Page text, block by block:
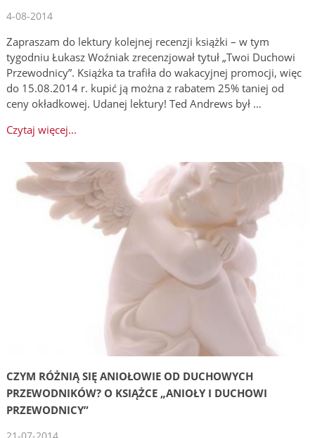
4-08-2014
Zapraszam do lektury kolejnej recenzji książki – w tym
tygodniu Łukasz Woźniak zrecenzjował tytuł „Twoi Duchowi
Przewodnicy”. Książka ta trafiła do wakacyjnej promocji, więc
do 15.08.2014 r. kupić ją można z rabatem 25% taniej od
ceny okładkowej. Udanej lektury! Ted Andrews był …
Czytaj więcej...
CZYM RÓŻNIĄ SIĘ ANIOŁOWIE OD DUCHOWYCH
PRZEWODNIKÓW? O KSIĄŻCE „ANIOŁY I DUCHOWI
PRZEWODNICY”